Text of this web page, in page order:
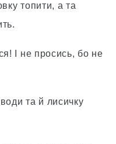
топити, а та
І не просись, бо не
та й лисичку